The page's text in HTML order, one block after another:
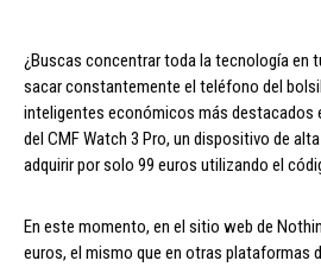
¿Buscas concentrar toda la tecnología en
sacar constantemente el teléfono del
inteligentes económicos más destacados
del CMF Watch 3 Pro, un dispositivo de
adquirir por solo 99 euros utilizando el
En este momento, en el sitio web de
euros, el mismo que en otras plataformas